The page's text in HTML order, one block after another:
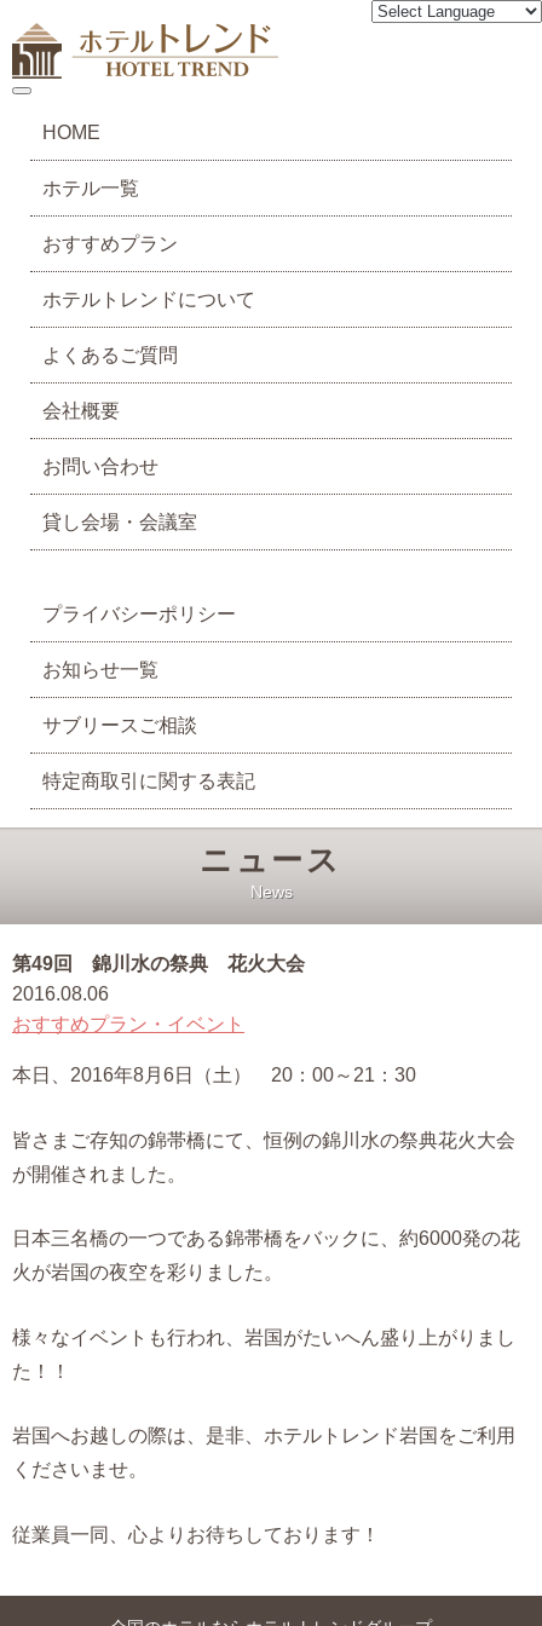
toggle navigation
HOME
ホテル一覧
おすすめプラン
ホテルトレンドについて
よくあるご質問
会社概要
お問い合わせ
貸し会場・会議室
プライバシーポリシー
お知らせ一覧
サブリースご相談
特定商取引に関する表記
ニュース
News
第49回 錦川水の祭典 花火大会
2016.08.06
おすすめプラン・イベント
本日、2016年8月6日（土） 20：00～21：30
皆さまご存知の錦帯橋にて、恒例の錦川水の祭典花火大会
が開催されました。
日本三名橋の一つである錦帯橋をバックに、約6000発の花
火が岩国の夜空を彩りました。
様々なイベントも行われ、岩国がたいへん盛り上がりまし
た！！
岩国へお越しの際は、是非、ホテルトレンド岩国をご利用
くださいませ。
従業員一同、心よりお待ちしております！